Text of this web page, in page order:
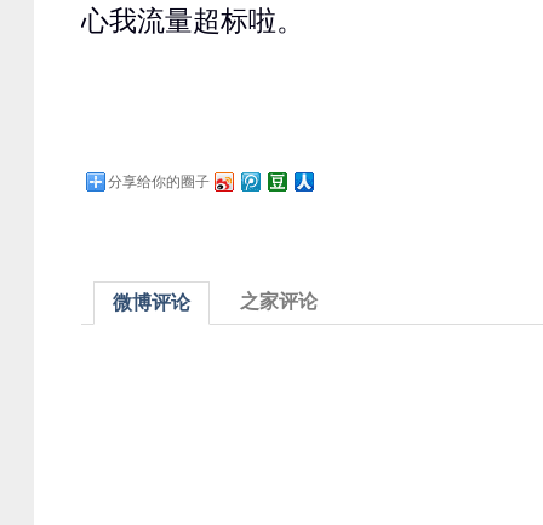
心我流量超标啦。
分享给你的圈子
微博评论 之家评论